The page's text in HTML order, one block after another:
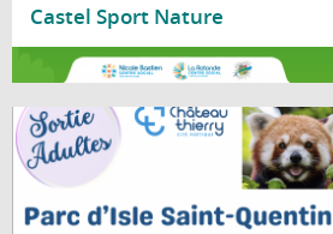
Castel Sport Nature
Lire la suite
Le Centre social Nicole Bastien vous
propose une sortie au Parc d'Isle, à Saint-
Quentin, le mardi 18 août, de 9 h à 17 h 30.